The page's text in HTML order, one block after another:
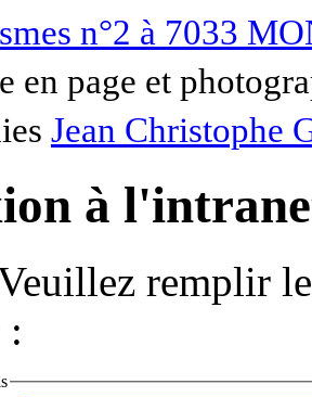
n°2 à 7033
en page et
Jean Christophe
à
remplir
: